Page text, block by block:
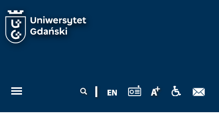
wyszukiwania